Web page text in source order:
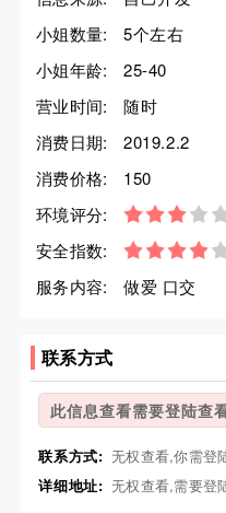
小姐数量:
5个左右
小姐年龄:
25-40
营业时间:
随时
消费日期:
2019.2.2
消费价格:
150
环境评分:
安全指数:
服务内容:
做爱 口交
联系方式
此信息查看需要登陆查
联系方式: 无权查看,你需登
详细地址: 无权查看,需要登